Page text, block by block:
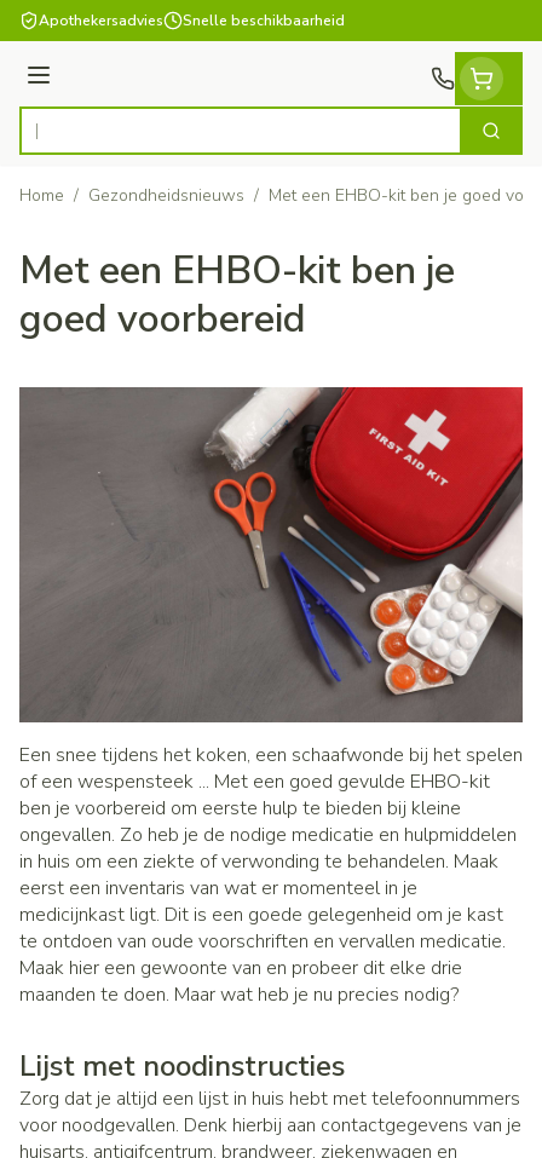
Ga naar de inhoud
Apothekersadvies Snelle beschikbaarheid
Menu
Product, merk, categorie... Zoek
Home / Gezondheidsnieuws / Met een EHBO-kit ben je goed
Met een EHBO-kit ben je
goed voorbereid
Een snee tijdens het koken, een schaafwonde bij het spelen
of een wespensteek ... Met een goed gevulde EHBO-kit
ben je voorbereid om eerste hulp te bieden bij kleine
ongevallen. Zo heb je de nodige medicatie en hulpmiddelen
in huis om een ziekte of verwonding te behandelen. Maak
eerst een inventaris van wat er momenteel in je
medicijnkast ligt. Dit is een goede gelegenheid om je kast
te ontdoen van oude voorschriften en vervallen medicatie.
Maak hier een gewoonte van en probeer dit elke drie
maanden te doen. Maar wat heb je nu precies nodig?
Lijst met noodinstructies
Zorg dat je altijd een lijst in huis hebt met telefoonnummers
voor noodgevallen. Denk hierbij aan contactgegevens van je
huisarts, antigifcentrum, brandweer, ziekenwagen en